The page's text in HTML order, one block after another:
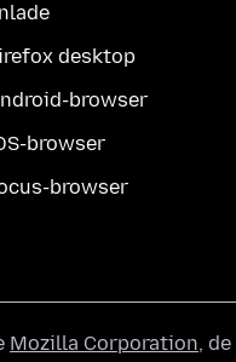
desktop
browser
browser
browser
Mozilla Corporation, de